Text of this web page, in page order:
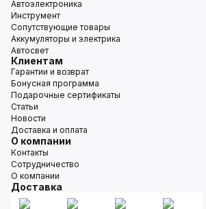
Автоэлектроника
Инструмент
Сопутствующие товары
Аккумуляторы и электрика
Автосвет
Клиентам
Гарантии и возврат
Бонусная программа
Подарочные сертификаты
Статьи
Новости
Доставка и оплата
О компании
Контакты
Сотрудничество
О компании
Доставка